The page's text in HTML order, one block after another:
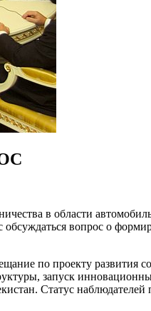
в области
вопрос о
по проекту развития
запуск
Статус